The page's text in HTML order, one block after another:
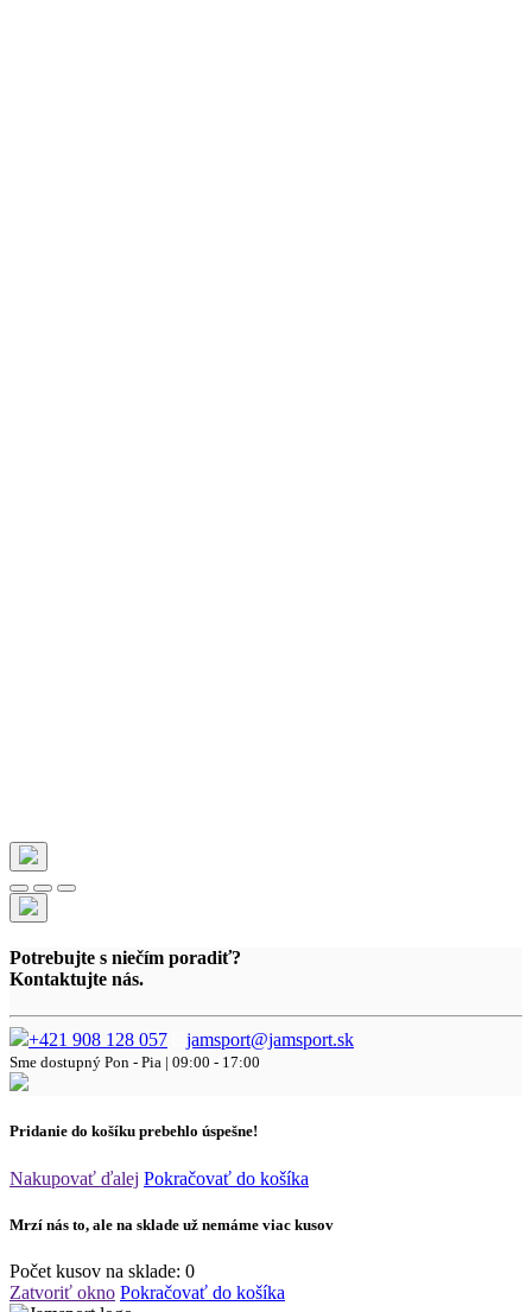
Potrebujte s niečím poradiť?
Kontaktujte nás.
+421 908 128 057 jamsport@jamsport.sk
Sme dostupný Pon - Pia | 09:00 - 17:00
Pridanie do košíku prebehlo úspešne!
Nakupovať ďalej Pokračovať do košíka
Mrzí nás to, ale na sklade už nemáme viac kusov
Počet kusov na sklade: 0
Zatvoriť okno Pokračovať do košíka